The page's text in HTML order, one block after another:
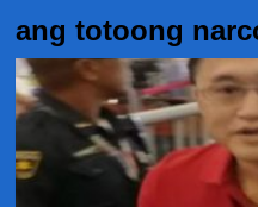
ang totoong